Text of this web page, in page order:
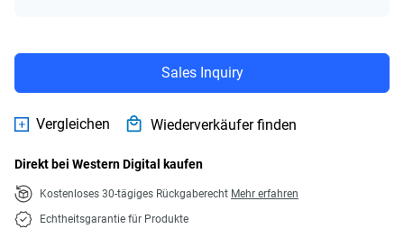
Sales Inquiry
Vergleichen Wiederverkäufer finden
Direkt bei Western Digital kaufen
Kostenloses 30-tägiges Rückgaberecht Mehr erfahren
Echtheitsgarantie für Produkte